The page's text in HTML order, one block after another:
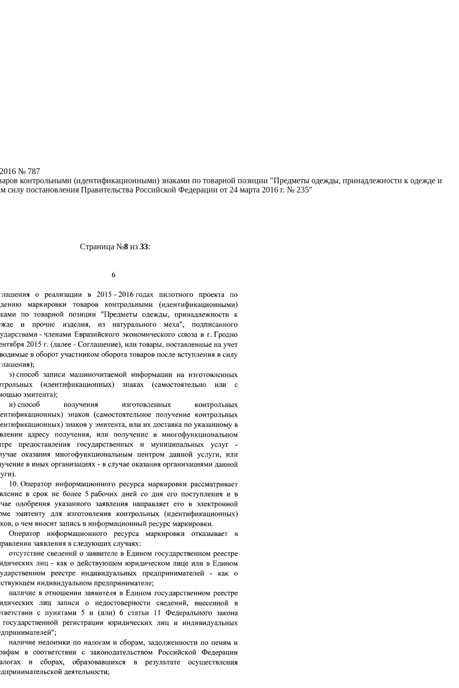
№ 787
контрольными (идентификационными) знаками по товарной позиции "Предметы одежды, принадлежности к одежде и
силу постановления Правительства Российской Федерации от 24 марта 2016 г. № 235"
Страница №8из 33: